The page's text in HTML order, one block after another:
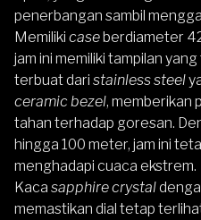
penerbangan sambil
Memiliki caseberdiameter
jam ini memiliki tampilan
terbuat dari stainless steel
ceramic bezel, memberikan
tahan terhadap goresan.
hingga 100 meter, jam ini
menghadapi cuaca ekstrem.
Kaca sapphire crystal
memastikan dial tetap